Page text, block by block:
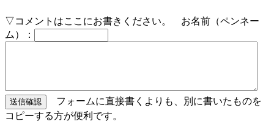
▽コメントはここにお書きください。 お名前（ペンネー
ム）：
フォームに直接書くよりも、別に書いたものを
コピーする方が便利です。